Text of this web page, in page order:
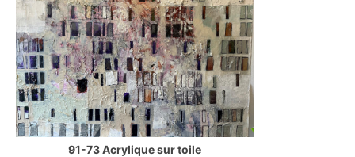
91-73 Acrylique sur toile